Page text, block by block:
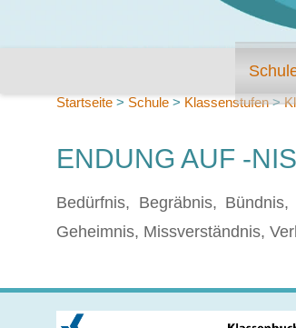
Startseite > Schule > Klassenstufen>
ENDUNG AUF -NIS
Bedürfnis, Begräbnis,
Geheimnis, Missverständnis,